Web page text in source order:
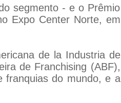
segmento - e o Prêmio
Expo Center Norte, em
de la Industria de
de Franchising (ABF),
franquias do mundo, e a